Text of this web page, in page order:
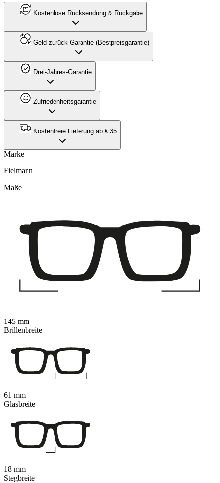
Kostenlose Rücksendung & Rückgabe
Geld-zurück-Garantie (Bestpreisgarantie)
Drei-Jahres-Garantie
Zufriedenheitsgarantie
Kostenfreie Lieferung ab € 35
Marke
Fielmann
Maße
145 mm
Brillenbreite
61 mm
Glasbreite
18 mm
Stegbreite